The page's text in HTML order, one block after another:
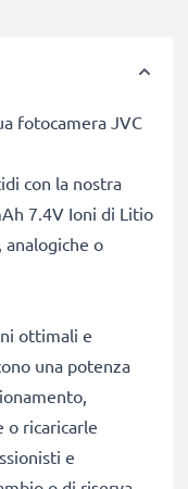
fotocamera JVC
con la nostra
7.4V Ioni di Litio
o
ottimali e
una potenza
o ricaricarle
e